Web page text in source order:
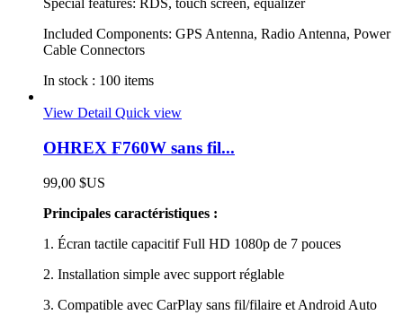
Special features: RDS, touch screen, equalizer
Included Components: GPS Antenna, Radio Antenna, Power
Cable Connectors
In stock : 100 items
View Detail Quick view
OHREX F760W sans fil...
99,00 $US
Principales caractéristiques :
1. Écran tactile capacitif Full HD 1080p de 7 pouces
2. Installation simple avec support réglable
3. Compatible avec CarPlay sans fil/filaire et Android Auto